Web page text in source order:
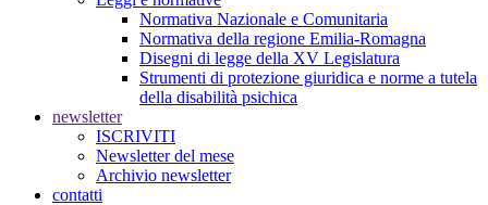
Normativa Nazionale e Comunitaria
Normativa della regione Emilia-Romagna
Disegni di legge della XV Legislatura
Strumenti di protezione giuridica e norme a tutela
della disabilità psichica
newsletter
ISCRIVITI
Newsletter del mese
Archivio newsletter
contatti